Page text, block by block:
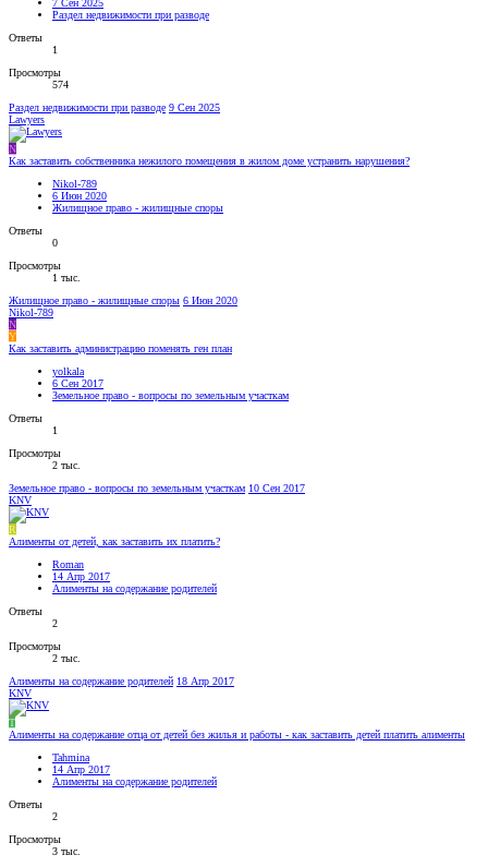
7 Сен 2025
Раздел недвижимости при разводе
Ответы
1
Просмотры
574
Раздел недвижимости при разводе 9 Сен 2025
Lawyers
N
Как заставить собственника нежилого помещения в жилом доме устранить нарушения?
Nikol-789
6 Июн 2020
Жилищное право - жилищные споры
Ответы
0
Просмотры
1 тыс.
Жилищное право - жилищные споры 6 Июн 2020
Nikol-789
N
Y
Как заставить администрацию поменять ген план
yolkala
6 Сен 2017
Земельное право - вопросы по земельным участкам
Ответы
1
Просмотры
2 тыс.
Земельное право - вопросы по земельным участкам 10 Сен 2017
KNV
R
Алименты от детей, как заставить их платить?
Roman
14 Апр 2017
Алименты на содержание родителей
Ответы
2
Просмотры
2 тыс.
Алименты на содержание родителей 18 Апр 2017
KNV
T
Алименты на содержание отца от детей без жилья и работы - как заставить детей платить алименты
Tahmina
14 Апр 2017
Алименты на содержание родителей
Ответы
2
Просмотры
3 тыс.